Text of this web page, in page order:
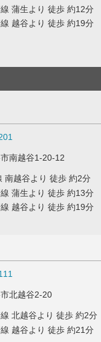
蒲生より 徒歩 約12分
越谷より 徒歩 約19分
南越谷1-20-12
南越谷より 徒歩 約2分
蒲生より 徒歩 約13分
越谷より 徒歩 約19分
北越谷2-20
北越谷より 徒歩 約2分
越谷より 徒歩 約21分